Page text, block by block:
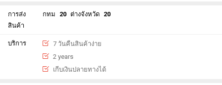
การส่ง
สินค้า
กทม 20 ต่างจังหวัด 20
บริการ
7 วันคืนสินค้าง่าย
2 years
เกีบเงินปลายทางได้